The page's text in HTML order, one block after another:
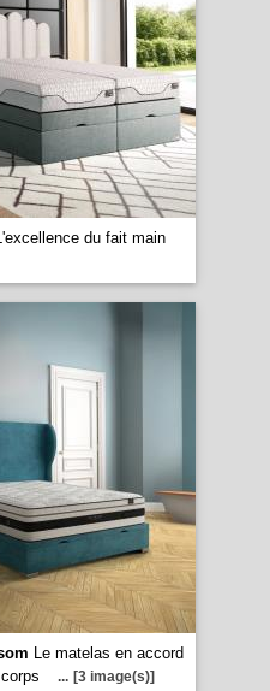
du fait main
Le matelas en accord
... [3 image(s)]